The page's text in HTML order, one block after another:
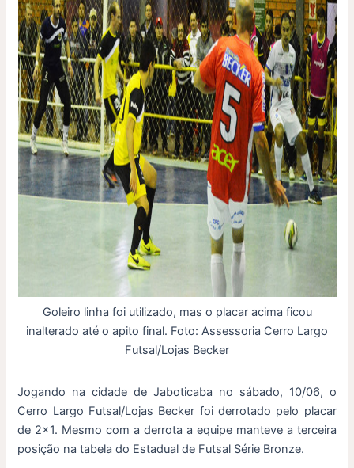
Goleiro linha foi utilizado, mas o placar acima ficou
inalterado até o apito final. Foto: Assessoria Cerro Largo
Futsal/Lojas Becker
Jogando na cidade de Jaboticaba no sábado, 10/06, o
Cerro Largo Futsal/Lojas Becker foi derrotado pelo placar
de 2×1. Mesmo com a derrota a equipe manteve a terceira
posição na tabela do Estadual de Futsal Série Bronze.